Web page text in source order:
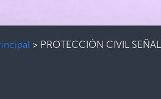
> PROTECCIÓN CIVIL